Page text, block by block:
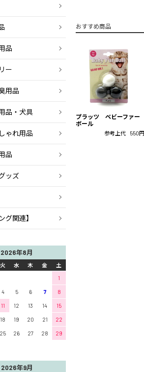
おすすめ商品
プラッツ ベビーファー
ボール
参考上代 550円
品
ー
用品
品・犬具
ゃれ用品
品
ッズ
グ関連】
2026年8月
火 水 木 金
土
1
4 5 6 7 8
11 12 13 14 15
18 19 20 21 22
25 26 27 28 29
2026年9月